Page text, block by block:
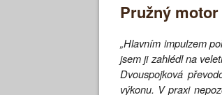
Pružný motor
„Hlavním impulzem
jsem ji zahlédl na
Dvouspojková
výkonu. V praxi